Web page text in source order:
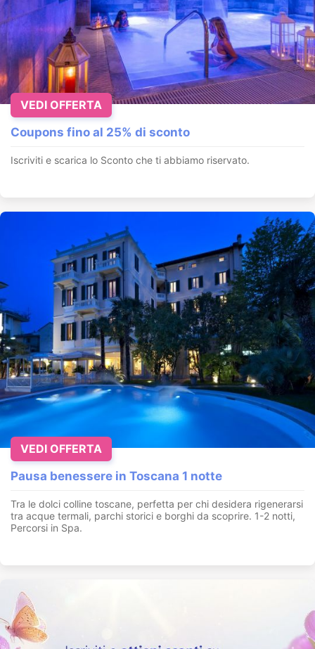
Coupons fino al 25% di sconto
Iscriviti e scarica lo Sconto che ti abbiamo riservato.
VEDI OFFERTA
Pausa benessere in Toscana 1 notte
Tra le dolci colline toscane, perfetta per chi desidera rigenerarsi
tra acque termali, parchi storici e borghi da scoprire. 1-2 notti,
Percorsi in Spa.
VEDI OFFERTA